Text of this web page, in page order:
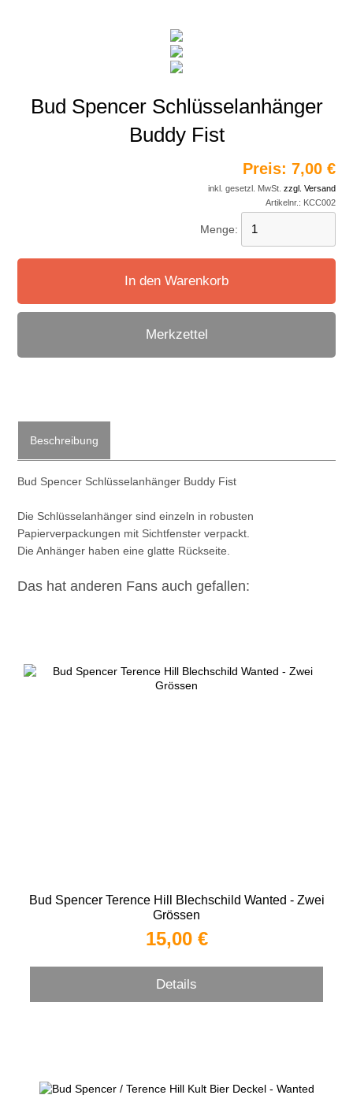
Bud Spencer Schlüsselanhänger
Buddy Fist
Preis: 7,00 €
inkl. gesetzl. MwSt. zzgl. Versand
Artikelnr.: KCC002
Menge:
In den Warenkorb
Merkzettel
Beschreibung
Bud Spencer Schlüsselanhänger Buddy Fist
Die Schlüsselanhänger sind einzeln in robusten
Papierverpackungen mit Sichtfenster verpackt.
Die Anhänger haben eine glatte Rückseite.
Das hat anderen Fans auch gefallen:
Bud Spencer Terence Hill Blechschild Wanted - Zwei
Grössen
15,00 €
Details